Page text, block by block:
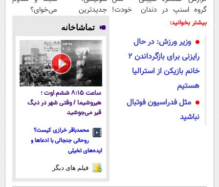
گروه اسنپ در
۱۴۰۴
دندان خودت!
اقساطی 💳 📍
تهران
جدیدترین
فناوری اروپا،
سبک و مقاوم |
پرداخت قسطی
می‌خوای؟
داریم!😍 | 📍
تهران
بیشتر بخوانید:
وزیر ورزش: در حال
رایزنی برای بازگرداندن ۲
خانم بازیکن از استرالیا
هستیم
مثل فدراسیون فوتبال
نباشید
تماشاخانه
ساعت ۸:۱۵ ششم اوت ؛
هیروشیما / وقتی شهر در دیگ
قیر می‌جوشید
محمدباقر خرازی کیست؟
روحانی جنجالی با ادعاها و
ایده‌های تخیلی
فیلم های دیگر